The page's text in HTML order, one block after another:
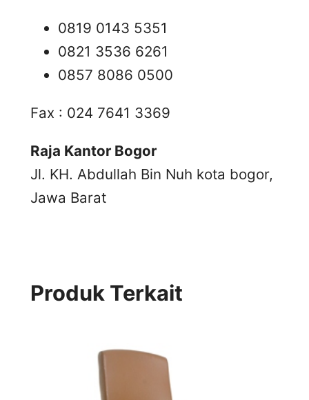
0819 0143 5351
0821 3536 6261
0857 8086 0500
Fax : 024 7641 3369
Raja Kantor Bogor
Jl. KH. Abdullah Bin Nuh kota bogor,
Jawa Barat
Produk Terkait